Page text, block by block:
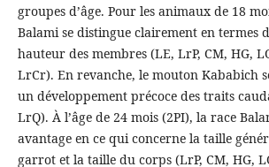
groupes d’âge. Pour les animaux de 18
Balami se distingue clairement en termes
hauteur des membres (LE, LrP, CM, HG,
LrCr). En revanche, le mouton Kababich
un développement précoce des traits
LrQ). À l’âge de 24 mois (2PI), la race
avantage en ce qui concerne la taille
garrot et la taille du corps (LrP, CM, HG,